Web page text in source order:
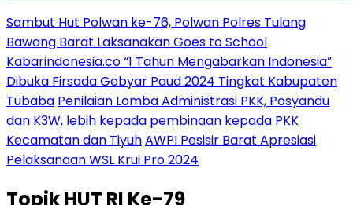
Sambut Hut Polwan ke-76, Polwan Polres Tulang
Bawang Barat Laksanakan Goes to School
Kabarindonesia.co “1 Tahun Mengabarkan Indonesia”
Dibuka Firsada Gebyar Paud 2024 Tingkat Kabupaten
Tubaba Penilaian Lomba Administrasi PKK, Posyandu
dan K3W, lebih kepada pembinaan kepada PKK
Kecamatan dan TiyuhAWPI Pesisir Barat Apresiasi
Pelaksanaan WSL Krui Pro 2024
TopikHUT RI Ke-79